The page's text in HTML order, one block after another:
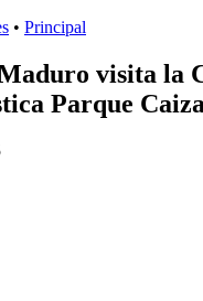
• Principal
visita la
Parque